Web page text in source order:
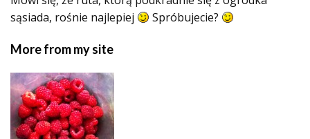
sąsiada, rośnie najlepiej
Spróbujecie?
More from my site